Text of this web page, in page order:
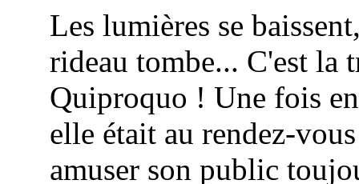
Les lumières se
rideau tombe... C'est la
Quiproquo ! Une fois
elle était au rendez-
amuser son public